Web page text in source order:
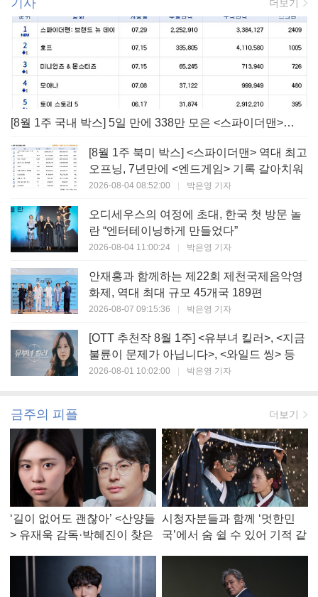
더보기
[8월 1주 국내 박스] 5일 만에 338만 모은 <스파이더맨> 극장가 235% 대반등, <호프>는 400만 돌파
[8월 1주 북미 박스] <스파이더맨> 역대 최고
오프닝, 7년만에 <엔드게임> 기록 갈아치워
2026-08-04 08:52:00 | 박은영 기자
오디세우스의 여정에 초대, 한국 첫 방문 놀
란 “엔터테이닝하게 만들었다”
2026-08-04 11:00:24 | 박은영 기자
안재홍과 함께하는 제22회 제천국제음악영
화제, 역대 최대 규모 45개국 189편
2026-08-07 09:15:36 | 박은영 기자
[OTT 추천작 8월 1주] <유부녀 킬러>, <지금
불륜이 문제가 아닙니다>, <와일드 씽> 등
2026-08-01 10:02:00 | 박은영 기자
금주의 피플 더보기
‘길이 없어도 괜찮아’ <산양들
> 유재욱 감독·박혜진이 찾은
시청자분들과 함께 ‘멋한민
국’에서 숨 쉴 수 있어 기적 같